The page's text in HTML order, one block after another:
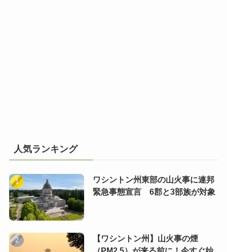
人気ランキング
ワシントン州東部の山火事に連邦
緊急事態宣言 6郡と3部族が対象
【ワシントン州】山火事の煙